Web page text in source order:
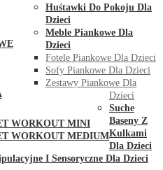
WORKOUT MINI
WORKOUT MEDIUM
Huśtawki Do Pokoju Dla
Dzieci
Meble Piankowe Dla
Dzieci
Fotele Piankowe Dla Dzieci
Sofy Piankowe Dla Dzieci
Zestawy Piankowe Dla
Dzieci
Suche
Baseny Z
Kulkami
Dla Dzieci
I Sensoryczne Dla Dzieci